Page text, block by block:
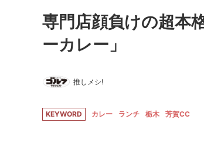
専門店顔負けの超本
ーカレー」
推しメシ!
KEYWORD カレー ランチ 栃木 芳賀CC